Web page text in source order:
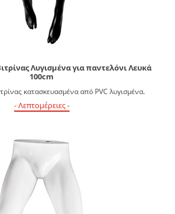
Λυγισμένα για παντελόνι Λευκά
100cm
κατασκευασμένα από PVC λυγισμένα.
- Λεπτομέρειες -